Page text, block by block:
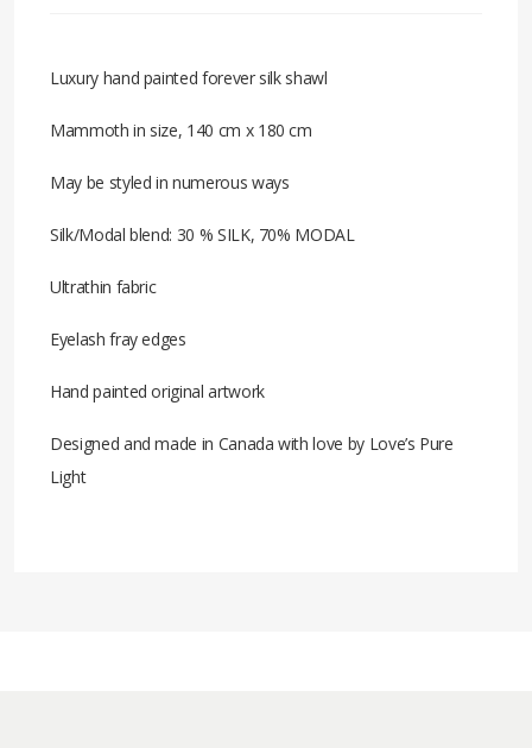
Luxury hand painted forever silk shawl
Mammoth in size, 140 cm x 180 cm
May be styled in numerous ways
Silk/Modal blend: 30 % SILK, 70% MODAL
Ultrathin fabric
Eyelash fray edges
Hand painted original artwork
Designed and made in Canada with love by Love’s Pure
Light